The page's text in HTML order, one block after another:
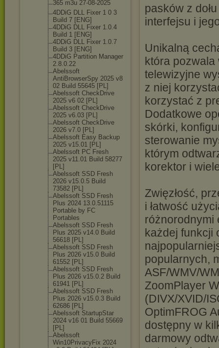
365 m3u 27-08-2025
4DDiG DLL Fixer 1 0 3
Build 7 [ENG]
4DDiG DLL Fixer 1.0.4
Build 1 [ENG]
4DDiG DLL Fixer 1.0.7
Build 3 [ENG]
4DDiG Partition Manager
2.8.0.22
Abelssoft
AntiBrowserSpy 2025 v8
02 Build 55645 [PL]
Abelssoft CheckDrive
2025 v6 02 [PL]
Abelssoft CheckDrive
2025 v6.03 [PL]
Abelssoft CheckDrive
2026 v7.0 [PL]
Abelssoft Easy Backup
2025 v15.01 [PL]
Abelssoft PC Fresh
2025 v11.01 Build 58277
[PL]
Abelssoft SSD Fresh
2026 v15.0.5 Build
73582 [PL]
Abelssoft SSD Fresh
Plus 2024 13.0.51115
Portable by FC
Portables
Abelssoft SSD Fresh
Plus 2025 v14.0 Build
56618 [PL]
Abelssoft SSD Fresh
Plus 2026 v15.0 Build
61552 [PL]
Abelssoft SSD Fresh
Plus 2026 v15.0.2 Build
61941 [PL]
Abelssoft SSD Fresh
Plus 2026 v15.0.3 Build
62686 [PL]
Abelssoft StartupStar
2024 v16 01 Build 55669
[PL]
Abelssoft
Win10PrivacyFix 2024
pasków z
interfejsu i
Unikalną
która pozwala
telewizyjne
z niej
korzystać z
Dodatkowe
skórki,
sterowanie
którym
korektor i
Zwięzłość,
i łatwość
różnorodnymi
każdej funkcji
popularnych,
ASF/WMV/
ZoomPlayer
(DIVX/XVID/
OptimFROG
dostępny w
darmowy